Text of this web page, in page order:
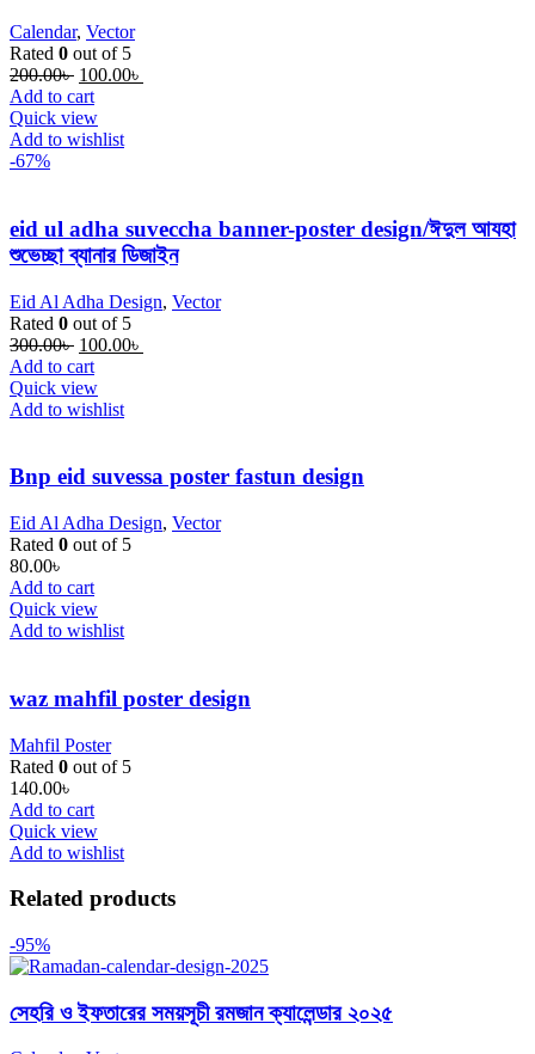
Calendar, Vector
Rated 0 out of 5
200.00৳ Original
price
was:
200.00৳ .
100.00৳
Add to cart
Quick view
Add to wishlist
-67%
eid ul adha suveccha banner-poster design/ঈদুল আযহা
শুভেচ্ছা ব্যানার ডিজাইন
Eid Al Adha Design, Vector
Rated 0 out of 5
300.00৳ Original
price
was:
300.00৳ .
100.00৳
Add to cart
Quick view
Add to wishlist
Bnp eid suvessa poster fastun design
Eid Al Adha Design, Vector
Rated 0 out of 5
80.00৳
Add to cart
Quick view
Add to wishlist
waz mahfil poster design
Mahfil Poster
Rated 0 out of 5
140.00৳
Add to cart
Quick view
Add to wishlist
Related products
-95%
সেহরি ও ইফতারের সময়সূচী রমজান ক্যালেন্ডার ২০২৫